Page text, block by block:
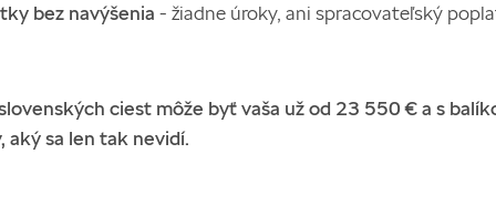
bez navýšenia - žiadne úroky, ani spracovateľský
ciest môže byť vaša už od 23 550 € a s
aký sa len tak nevidí.